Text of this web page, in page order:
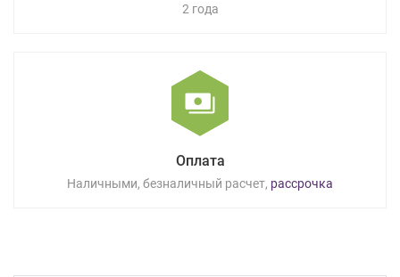
2 года
Оплата
Наличными, безналичный расчет, рассрочка